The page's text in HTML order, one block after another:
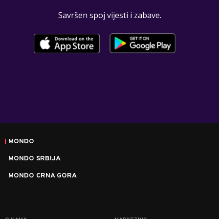
Savršen spoj vijesti i zabave.
MONDO
MONDO SRBIJA
MONDO CRNA GORA